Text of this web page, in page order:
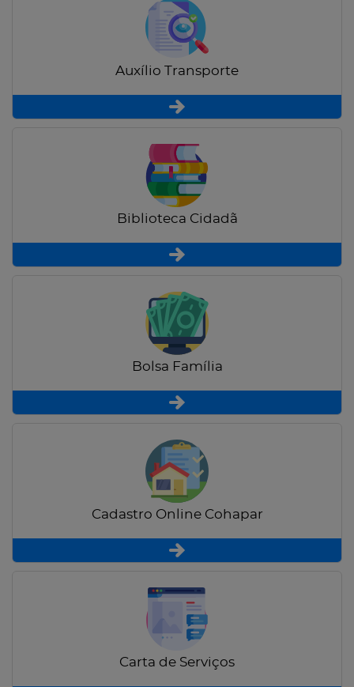
Auxílio Transporte
Biblioteca Cidadã
Bolsa Família
Cadastro Online Cohapar
Carta de Serviços